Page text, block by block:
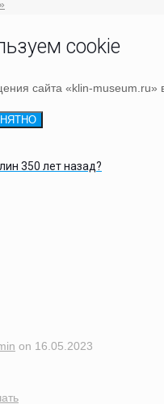
cookie
сайта «klin-museum.ru»
350 лет назад?
on 16.05.2023